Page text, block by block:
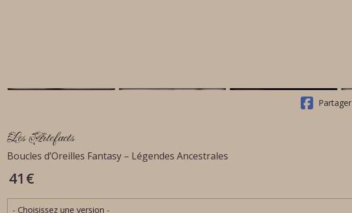
Partager
Les Artefacts
Boucles d’Oreilles Fantasy – Légendes Ancestrales
41 €